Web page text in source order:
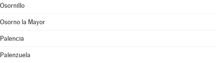
Osornillo
Osorno la Mayor
Palencia
Palenzuela